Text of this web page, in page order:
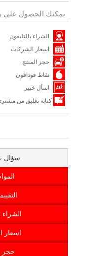
يمكنك الحصول علي
الشراء بالتليفون
اسعار الشركات
حجز المنتج
نقاط فودافون
اسأل خبير
كتابة تعليق من
سؤال
الشراء
اسعار
حجز